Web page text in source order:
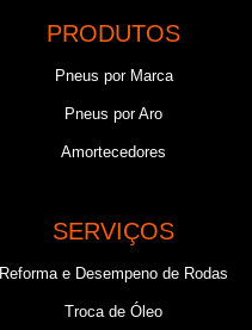
PRODUTOS
Pneus por Marca
Pneus por Aro
Amortecedores
SERVIÇOS
Reforma e Desempeno de Rodas
Troca de Óleo